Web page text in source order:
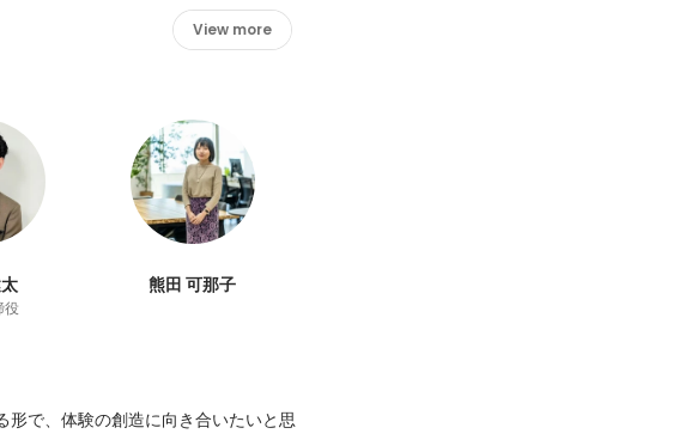
View more
役
熊田 可那子
形で、体験の創造に向き合いたいと思